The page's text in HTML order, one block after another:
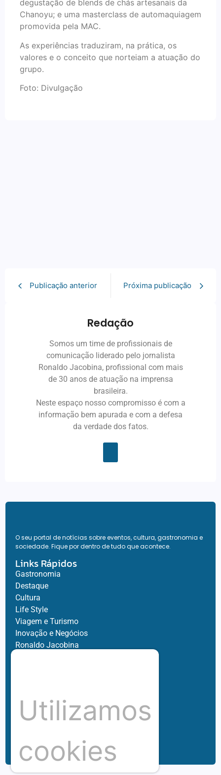
degustação de blends de chás artesanais da
Chanoyu; e uma masterclass de automaquiagem
promovida pela MAC.
As experiências traduziram, na prática, os
valores e o conceito que norteiam a atuação do
grupo.
Foto: Divulgação
Publicação anterior Próxima publicação
Redação
Somos um time de profissionais de
comunicação liderado pelo jornalista
Ronaldo Jacobina, profissional com mais
de 30 anos de atuação na imprensa
brasileira.
Neste espaço nosso compromisso é com a
informação bem apurada e com a defesa
da verdade dos fatos.
O seu portal de notícias sobre eventos, cultura, gastronomia e
sociedade. Fique por dentro de tudo que acontece.
Links Rápidos
Gastronomia
Destaque
Cultura
Life Style
Viagem e Turismo
Inovação e Negócios
Ronaldo Jacobina
Hubnexxo
Tidelli
Redes
Utilizamos
cookies